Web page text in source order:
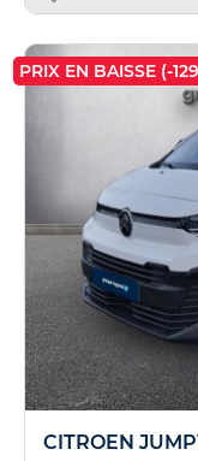
PRIX EN BAISSE (-
CITROEN